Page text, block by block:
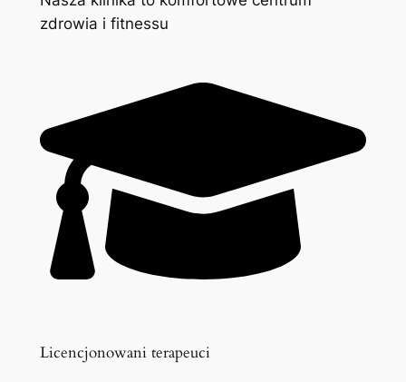
zdrowia i fitnessu
Licencjonowani terapeuci